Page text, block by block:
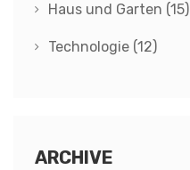
Haus und Garten (15)
Technologie (12)
ARCHIVE